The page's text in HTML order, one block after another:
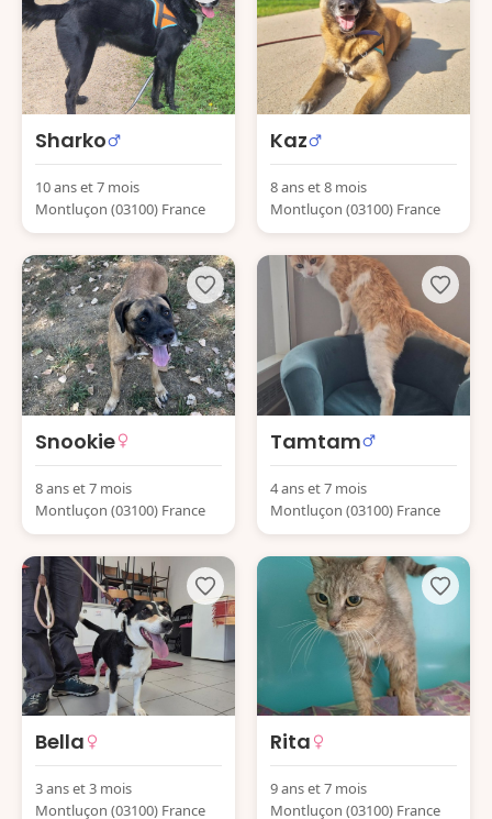
Sharko
10 ans et 7 mois
Montluçon (03100) France
Kaz
8 ans et 8 mois
Montluçon (03100) France
Snookie
8 ans et 7 mois
Montluçon (03100) France
Tamtam
4 ans et 7 mois
Montluçon (03100) France
Bella
3 ans et 3 mois
Montluçon (03100) France
Rita
9 ans et 7 mois
Montluçon (03100) France